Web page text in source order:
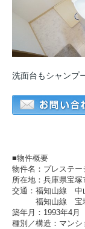
洗面台もシャンプ
■物件概要
物件名：プレステー
所在地：兵庫県宝
交通：福知山線 中
福知山線 宝塚
築年月：1993年4月
種別／構造：マン